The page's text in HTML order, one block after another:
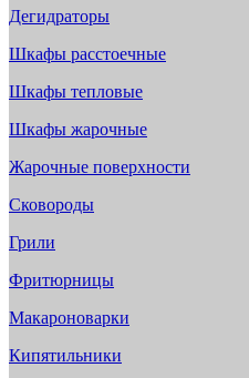
Дегидраторы
Шкафы расстоечные
Шкафы тепловые
Шкафы жарочные
Жарочные поверхности
Сковороды
Грили
Фритюрницы
Макароноварки
Кипятильники